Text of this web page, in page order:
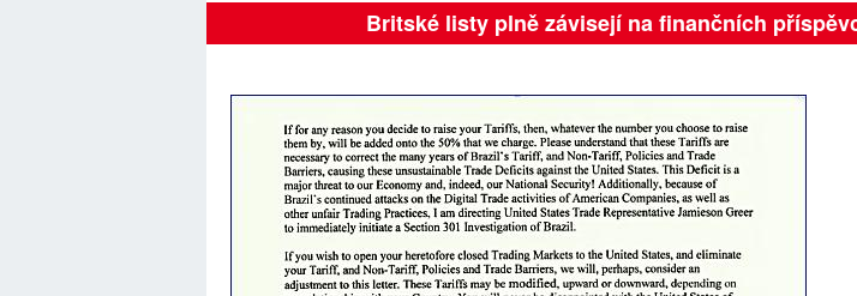
Britské listy plně závisejí na finančních